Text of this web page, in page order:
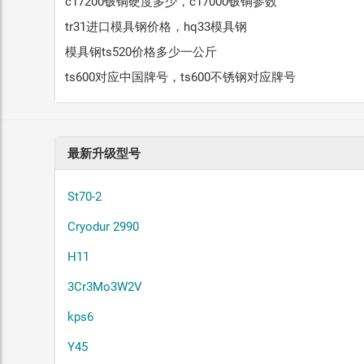
tr31进口模具钢价格，hq33模具钢
模具钢ts520价格多少一公斤
ts600对应中国牌号，ts600不锈钢对应牌号
最新升级型号
St70-2
Cryodur 2990
H11
3Cr3Mo3W2V
kps6
Y45